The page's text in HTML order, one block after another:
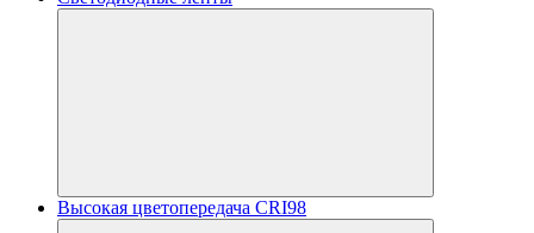
Высокая цветопередача CRI98